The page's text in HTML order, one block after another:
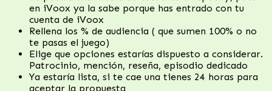
en iVoox ya la sabe porque has entrado con tu
cuenta de iVoox
Rellena los % de audiencia ( que sumen 100% o no
te pasas el juego)
Elige que opciones estarías dispuesto a considerar.
Patrocinio, mención, reseña, episodio dedicado
Ya estaría lista, si te cae una tienes 24 horas para
aceptar la propuesta